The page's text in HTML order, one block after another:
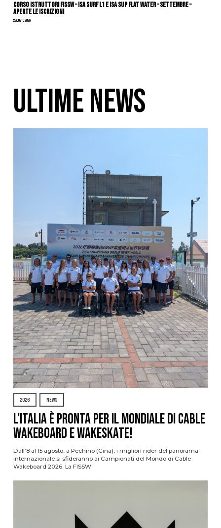
CORSO ISTRUTTORI FISSW – ISA SURF L1 e ISA SUP Flat Water – SETTEMBRE –
APERTE LE ISCRIZIONI
2 Agosto 2026
ULTIME NEWS
2026 NEWS
L’Italia è pronta per il Mondiale di Cable
Wakeboard e Wakeskate!
Dall’8 al 15 agosto, a Pechino (Cina), i migliori rider del panorama
internazionale si sfideranno ai Campionati del Mondo di Cable
Wakeboard 2026. La FISSW